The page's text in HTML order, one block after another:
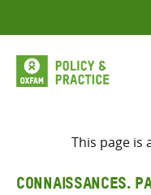
to
content
This page is
CONNAISSANCES.